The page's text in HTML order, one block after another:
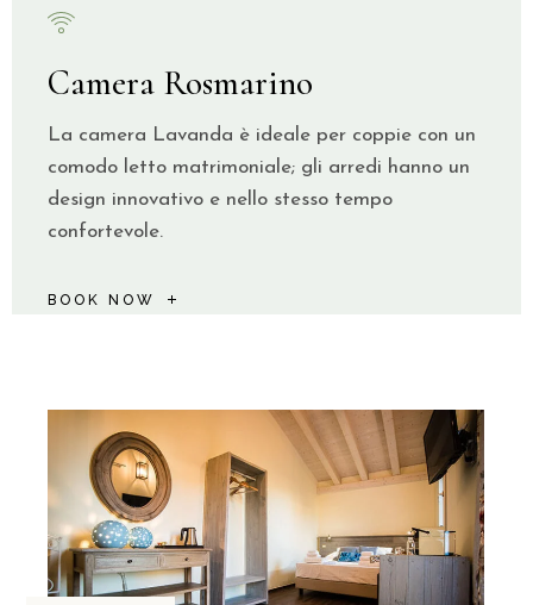
Camera Rosmarino
La camera Lavanda è ideale per coppie con un
comodo letto matrimoniale; gli arredi hanno un
design innovativo e nello stesso tempo
confortevole.
BOOK NOW